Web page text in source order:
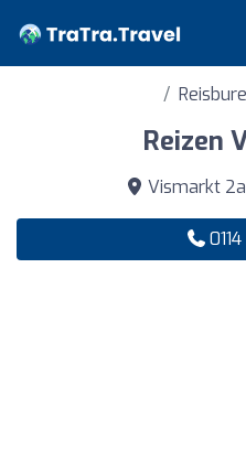
Reizen
Vismarkt